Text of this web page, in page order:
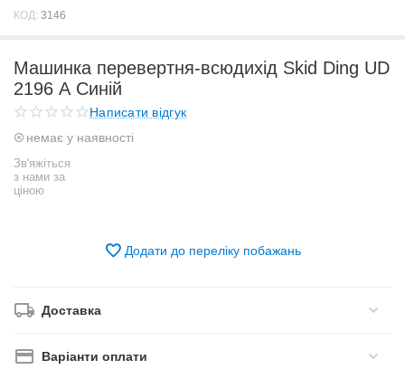
КОД: 3146
Машинка перевертня-всюдихід Skid Ding UD
2196 А Синій
Написати відгук
немає у наявності
Зв'яжіться
з нами за
ціною
Додати до переліку побажань
Доставка
Варіанти оплати